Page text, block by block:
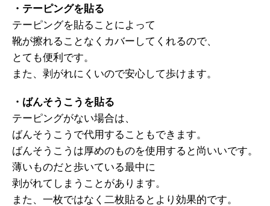
・テーピングを貼る
テーピングを貼ることによって
靴が擦れることなくカバーしてくれるので、
とても便利です。
また、剥がれにくいので安心して歩けます。
・ばんそうこうを貼る
テーピングがない場合は、
ばんそうこうで代用することもできます。
ばんそうこうは厚めのものを使用すると尚いいです。
薄いものだと歩いている最中に
剥がれてしまうことがあります。
また、一枚ではなく二枚貼るとより効果的です。